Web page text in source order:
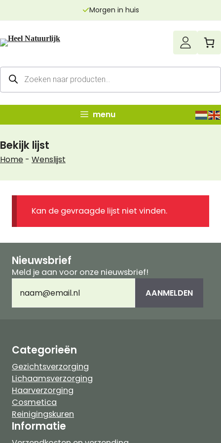
inhoud
Morgen in huis
Producten
zoeken
menu
Bekijk lijst
Home - Wenslijst
Kan de gevraagde lijst niet vinden.
Nieuwsbrief
Meld je aan voor onze nieuwsbrief!
mailadres(Vereist) AANMELDEN
Categorieën
Gezichtsverzorging
Lichaamsverzorging
Haarverzorging
Cosmetica
Reinigingskuren
Informatie